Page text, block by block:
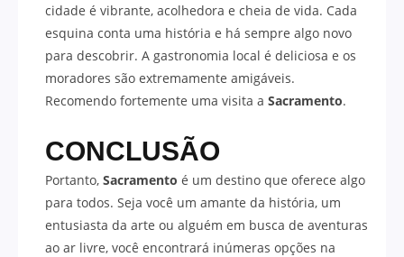
cidade é vibrante, acolhedora e cheia de vida. Cada
esquina conta uma história e há sempre algo novo
para descobrir. A gastronomia local é deliciosa e os
moradores são extremamente amigáveis.
Recomendo fortemente uma visita a Sacramento.
CONCLUSÃO
Portanto, Sacramento é um destino que oferece algo
para todos. Seja você um amante da história, um
entusiasta da arte ou alguém em busca de aventuras
ao ar livre, você encontrará inúmeras opções na